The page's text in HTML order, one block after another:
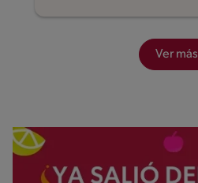
Ver más